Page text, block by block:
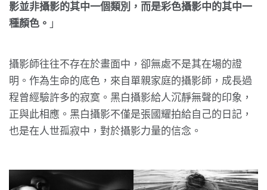
影並非攝影的其中一個類別，而是彩色攝影中的其中一
種顏色。 」
攝影師往往不存在於畫面中，卻無處不是其在場的證
明。作為生命的底色，來自單親家庭的攝影師，成長過
程曾經驗許多的寂寞。黑白攝影給人沉靜無聲的印象，
正與此相應。黑白攝影不僅是張國耀拍給自己的日記，
也是在人世孤寂中，對於攝影力量的信念。